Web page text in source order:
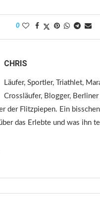
0
CHRIS
Läufer, Sportler, Triathlet,
Crossläufer, Blogger,
der Flitzpiepen. Ein
das Erlebte und was ihn